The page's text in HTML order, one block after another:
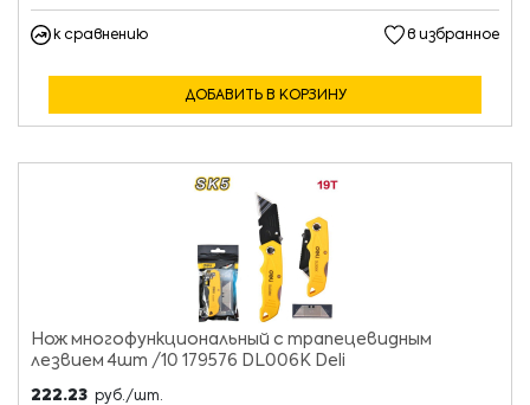
к сравнению в избранное
ДОБАВИТЬ В КОРЗИНУ
Нож многофункциональный с трапецевидным
лезвием 4шт /10 179576 DL006K Deli
222.23 руб./шт.